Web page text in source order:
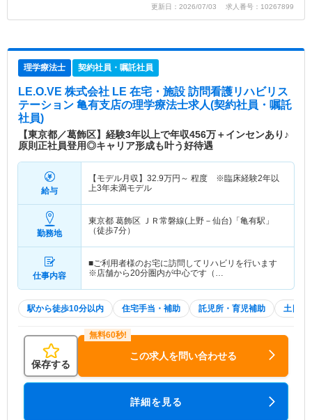
更新日：2026/07/03 求人番号：10267899
理学療法士 契約社員・嘱託社員
LE.O.VE 株式会社 LE 在宅・施設 訪問看護リハビリス
テーション 亀有支店の理学療法士求人(契約社員・嘱託
社員)
【東京都／葛飾区】経験3年以上で年収456万＋インセンあり♪
原則正社員登用◎キャリア形成も叶う好待遇
給与
【モデル月収】 32.9万円～ 程度 ※臨床経験2年以
上3年未満モデル
勤務地
東京都 葛飾区 ＪＲ常磐線(上野－仙台)「亀有駅」
（徒歩7分）
仕事内容
■ご利用者様のお宅に訪問してリハビリを行います
※店舗から20分圏内が中心です（…
駅から徒歩10分以内 住宅手当・補助 託児所・育児補助 土日祝
保存する
この求人を問い合わせる
詳細を見る